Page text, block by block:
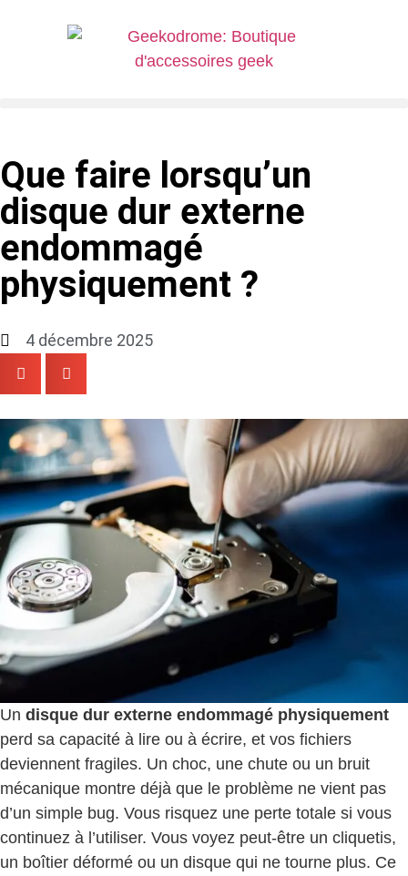
Que faire lorsqu’un
disque dur externe
endommagé
physiquement ?
4 décembre 2025
Un disque dur externe endommagé physiquement
perd sa capacité à lire ou à écrire, et vos fichiers
deviennent fragiles. Un choc, une chute ou un bruit
mécanique montre déjà que le problème ne vient pas
d’un simple bug. Vous risquez une perte totale si vous
continuez à l’utiliser. Vous voyez peut‑être un cliquetis,
un boîtier déformé ou un disque qui ne tourne plus. Ce